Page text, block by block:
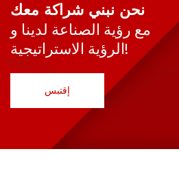
نحن نبني شراكة معك
مع رؤية الصناعة لدينا و
الرؤية الاستراتيجية!
إقتبس